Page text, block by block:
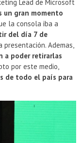
Lead de Microsoft
un gran momento
la consola iba a
del día 7 de
presentación. Ademas,
a poder retirarlas
por este medio,
de todo el país para